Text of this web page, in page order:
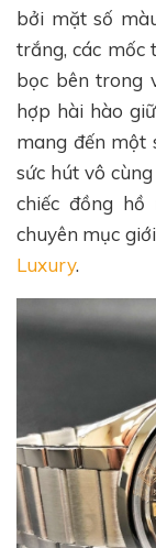
bởi mặt số
trắng, các mốc
bọc bên trong
hợp hài hào
mang đến một
sức hút vô
chiếc đồng hồ
chuyên mục
Luxury.